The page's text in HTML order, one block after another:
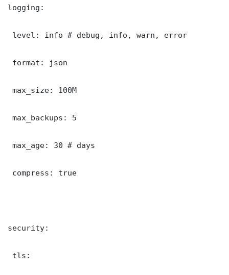
logging:
level: info # debug, info, warn, error
format: json
max_size: 100M
max_backups: 5
max_age: 30 # days
compress: true
security:
tls: